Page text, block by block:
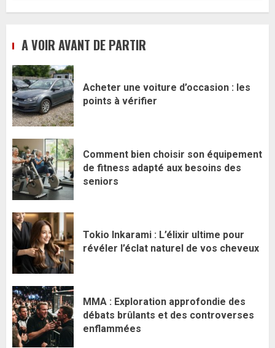
A VOIR AVANT DE PARTIR
Acheter une voiture d’occasion : les
points à vérifier
Comment bien choisir son équipement
de fitness adapté aux besoins des
seniors
Tokio Inkarami : L’élixir ultime pour
révéler l’éclat naturel de vos cheveux
MMA : Exploration approfondie des
débats brûlants et des controverses
enflammées